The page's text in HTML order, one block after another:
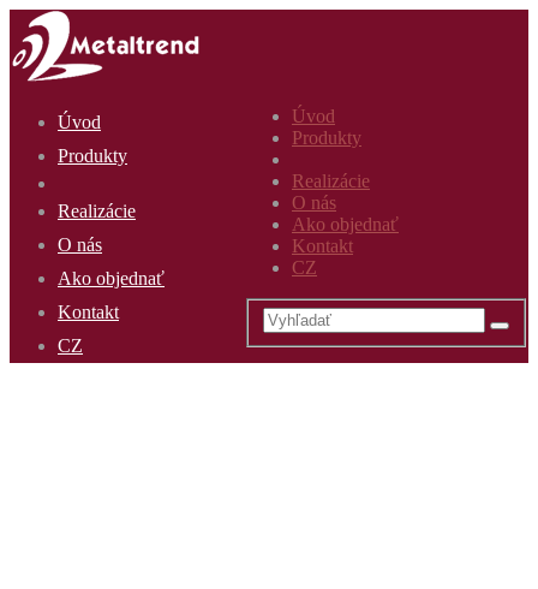
Úvod
Produkty
Realizácie
O nás
Ako objednať
Kontakt
CZ
Úvod
Produkty
Realizácie
O nás
Ako objednať
Kontakt
CZ